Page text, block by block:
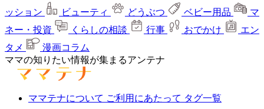
ッション
ビューティ どうぶつ ベビー用品
マ
ネー・投資
くらしの相談 行事 おでかけ
エン
タメ
漫画コラム
ママの知りたい情報が集まるアンテナ
ママテナについて ご利用にあたって タグ一覧